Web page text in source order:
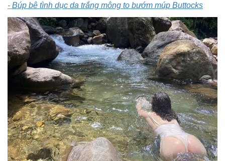
- Búp bê tình dục da trắng mông to bướm múp Buttocks